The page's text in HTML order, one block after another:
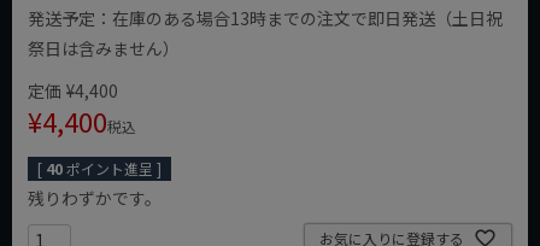
発送予定：在庫のある場合13時までの注文で即日発送（土日祝
祭日は含みません）
定価 ¥4,400
¥4,400税込
[ 40ポイント進呈 ]
残りわずかです。
お気に入りに登録する